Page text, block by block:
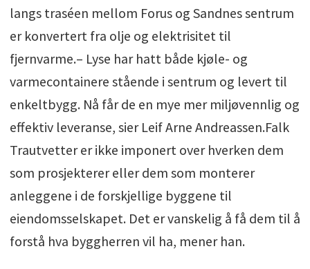
langs traséen mellom Forus og Sandnes sentrum
er konvertert fra olje og elektrisitet til
fjernvarme.– Lyse har hatt både kjøle- og
varmecontainere stående i sentrum og levert til
enkeltbygg. Nå får de en mye mer miljøvennlig og
effektiv leveranse, sier Leif Arne Andreassen.Falk
Trautvetter er ikke imponert over hverken dem
som prosjekterer eller dem som monterer
anleggene i de forskjellige byggene til
eiendomsselskapet. Det er vanskelig å få dem til å
forstå hva byggherren vil ha, mener han.